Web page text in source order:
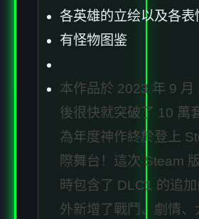
各英雄的立绘以及各表
有怪物图鉴
本作品於 2023 年 9 月
後很快就突破了 10 萬
為年度神作終於登上
際舞台！這次 Steam
時包含了 DLC1 的追
外新增了戰鬥、劇情、